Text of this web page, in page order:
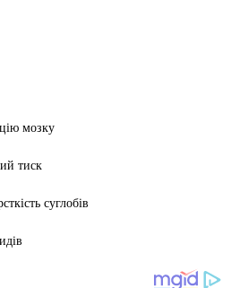
мозку
тиск
суглобів